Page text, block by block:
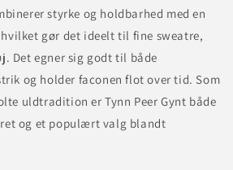
styrke og holdbarhed med en
gør det ideelt til fine sweatre,
Det egner sig godt til både
og holder faconen flot over tid. Som
uldtradition er Tynn Peer Gynt både
og et populært valg blandt